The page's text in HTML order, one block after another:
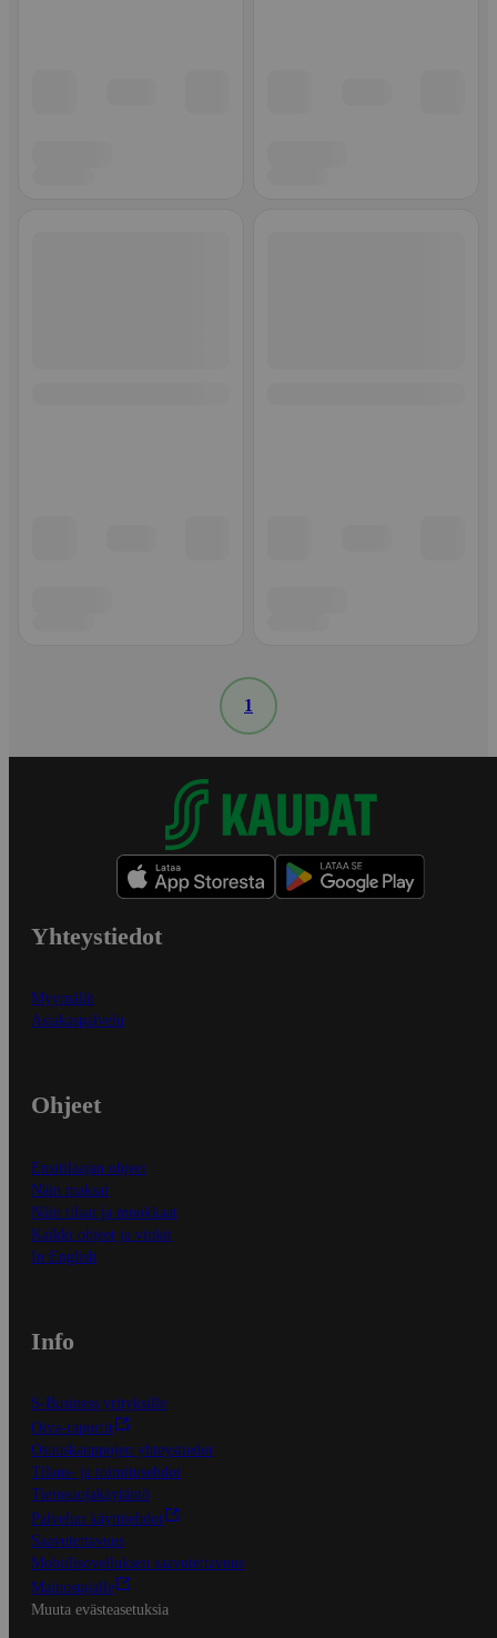
1
Yhteystiedot
Myymälät
Asiakaspalvelu
Ohjeet
Ensitilaajan ohjeet
Näin maksat
Näin tilaat ja muokkaat
Kaikki ohjeet ja vinkit
In English
Info
S-Business yrityksille
Oiva-raportit
Osuuskauppojen yhteystiedot
Tilaus- ja toimitusehdot
Tietosuojakäytäntö
Palvelun käyttöehdot
Saavutettavuus
Mobiilisovelluksen saavutettavuus
Mainostajalle
Muuta evästeasetuksia